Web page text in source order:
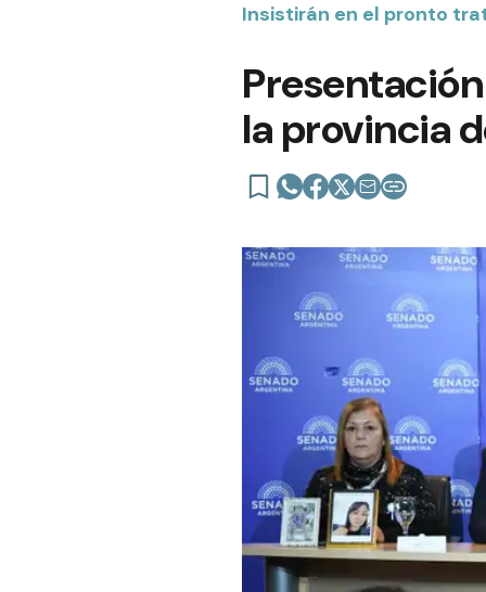
Insistirán en el pronto
la provincia